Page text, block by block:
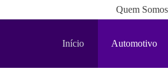
Quem Somos
Início Automotivo